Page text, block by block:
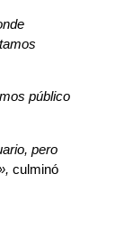
público
pero
culminó